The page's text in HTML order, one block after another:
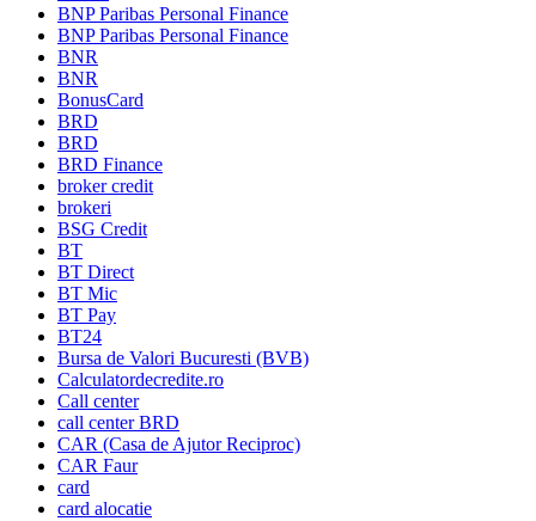
BNP Paribas Personal Finance
BNP Paribas Personal Finance
BNR
BNR
BonusCard
BRD
BRD
BRD Finance
broker credit
brokeri
BSG Credit
BT
BT Direct
BT Mic
BT Pay
BT24
Bursa de Valori Bucuresti (BVB)
Calculatordecredite.ro
Call center
call center BRD
CAR (Casa de Ajutor Reciproc)
CAR Faur
card
card alocatie